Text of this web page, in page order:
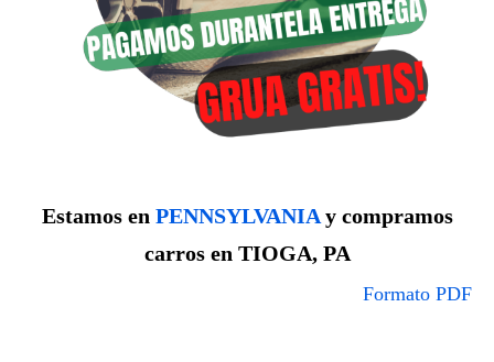
Estamos en PENNSYLVANIAy compramos
carros en TIOGA, PA
Formato PDF